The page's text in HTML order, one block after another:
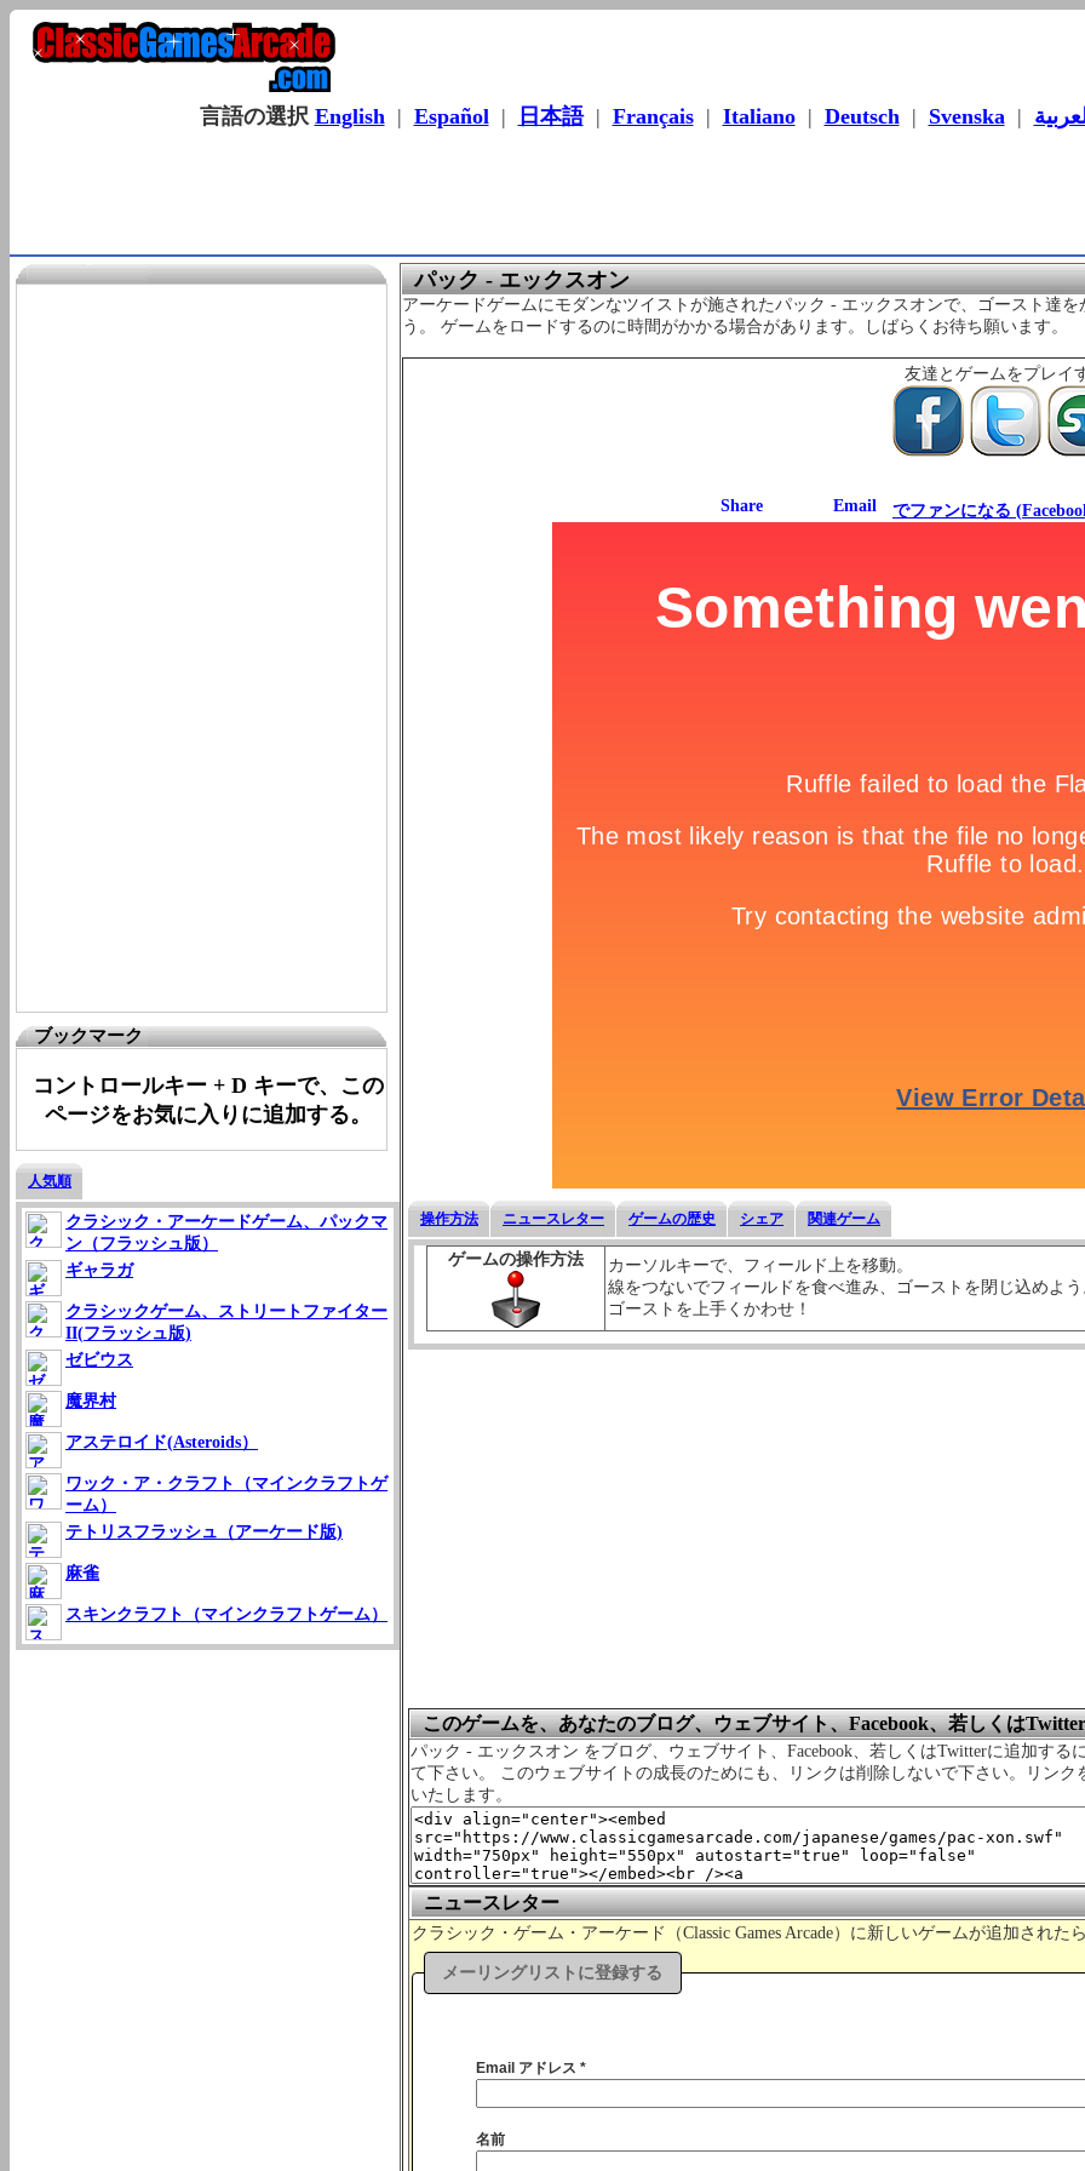
言語の選択 English| Español| 日本語| Français| Italiano| Deutsch| Svenska|
ブックマーク
コントロールキー + D キーで、この
ページをお気に入りに追加する。
人気順
クラシック・アーケードゲーム、パックマ
ン（フラッシュ版）
ギャラガ
クラシックゲーム、ストリートファイター
II(フラッシュ版)
ゼビウス
魔界村
アステロイド(Asteroids）
ワック・ア・クラフト（マインクラフトゲ
ーム）
テトリスフラッシュ（アーケード版)
麻雀
スキンクラフト（マインクラフトゲーム）
パック - エックスオン
アーケードゲームにモダンなツイストが施されたパック - エックスオンで、ゴースト達
う。 ゲームをロードするのに時間がかかる場合があります。しばらくお待ち願います。
友達とゲームをプレイ
でファンになる
操作方法 ニュースレター ゲームの歴史 シェア 関連ゲーム
ゲームの操作方法
カーソルキーで、フィールド上を移動。
線をつないでフィールドを食べ進み、ゴーストを閉じ込めよ
ゴーストを上手くかわせ！
このゲームを、あなたのブログ、ウェブサイト、Facebook、若しくは
パック - エックスオン をブログ、ウェブサイト、Facebook、若しくはTwitterに追加す
て下さい。 このウェブサイトの成長のためにも、リンクは削除しないで下さい。リン
いたします。
ニュースレター
クラシック・ゲーム・アーケード（Classic Games Arcade）に新しいゲームが追加された
メーリングリストに登録する
Email アドレス *
名前